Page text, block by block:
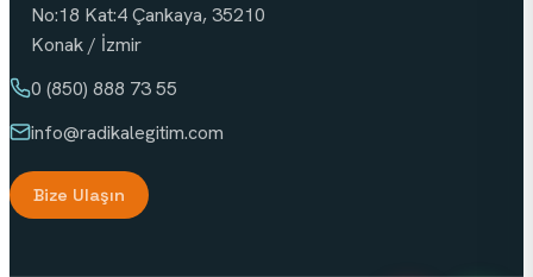
No:18 Kat:4 Çankaya, 35210
Konak / İzmir
0 (850) 888 73 55
info@radikalegitim.com
Bize Ulaşın